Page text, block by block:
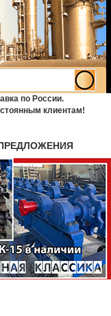
по России.
клиентам!